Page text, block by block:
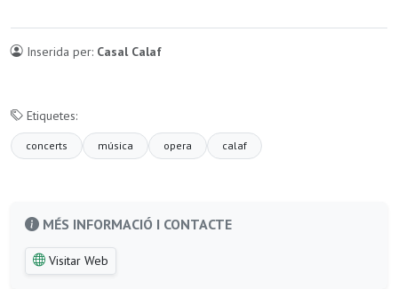
Inserida per: Casal Calaf
Etiquetes:
concerts música opera calaf
MÉS INFORMACIÓ I CONTACTE
Visitar Web